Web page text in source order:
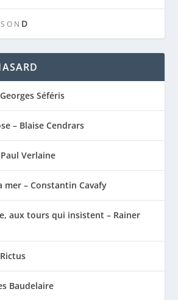
S O N D
Séféris
– Blaise Cendrars
Verlaine
mer – Constantin Cavafy
aux tours qui insistent – Rainer
Baudelaire